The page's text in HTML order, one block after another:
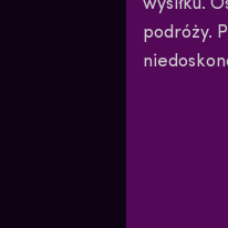
wysiłku.
podróży.